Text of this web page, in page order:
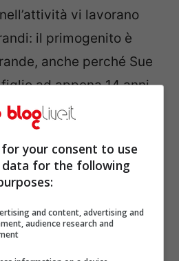
vi lavorano
il primogenito è
anche perché Sue
ad appena 14 anni.
your consent to use
data for the following
and content, advertising and
audience research and